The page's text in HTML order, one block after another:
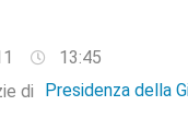
13:45
di
Presidenza della